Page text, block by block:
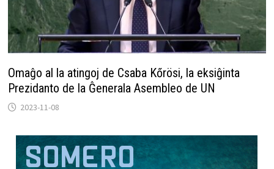
Omaĝo al la atingoj de Csaba Kőrösi, la eksiĝinta
Prezidanto de la Ĝenerala Asembleo de UN
2023-11-08